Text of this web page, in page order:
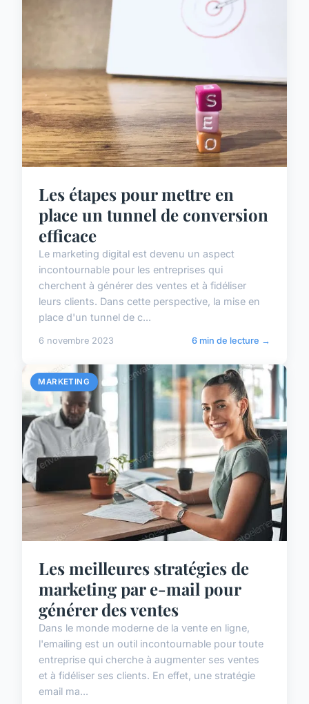
Les étapes pour mettre en
place un tunnel de conversion
efficace
Le marketing digital est devenu un aspect
incontournable pour les entreprises qui
cherchent à générer des ventes et à fidéliser
leurs clients. Dans cette perspective, la mise en
place d'un tunnel de c...
6 novembre 2023 6 min de lecture →
MARKETING
Les meilleures stratégies de
marketing par e-mail pour
générer des ventes
Dans le monde moderne de la vente en ligne,
l'emailing est un outil incontournable pour toute
entreprise qui cherche à augmenter ses ventes
et à fidéliser ses clients. En effet, une stratégie
email ma...